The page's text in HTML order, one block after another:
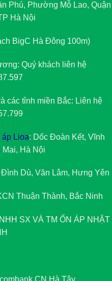
Phú, Phường Mỗ Lao, Quận
Hà Nội
BigC Hà Đông 100m)
Quý khách liên hệ
các tỉnh miền Bắc: Liên hệ
áp Lioa: Dốc Đoàn Kết, Vĩnh
Mai, Hà Nội
Đình Dù, Văn Lâm, Hưng Yên
Thuận Thành, Bắc Ninh
SX VÀ TM ỔN ÁP NHẬT
CN Hà Tây